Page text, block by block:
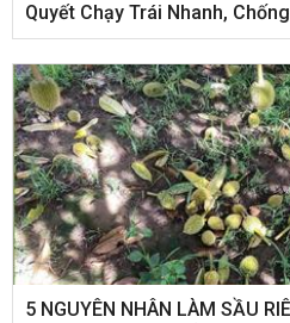
Quyết Chạy Trái Nhanh,
5 NGUYÊN NHÂN LÀM SẦU